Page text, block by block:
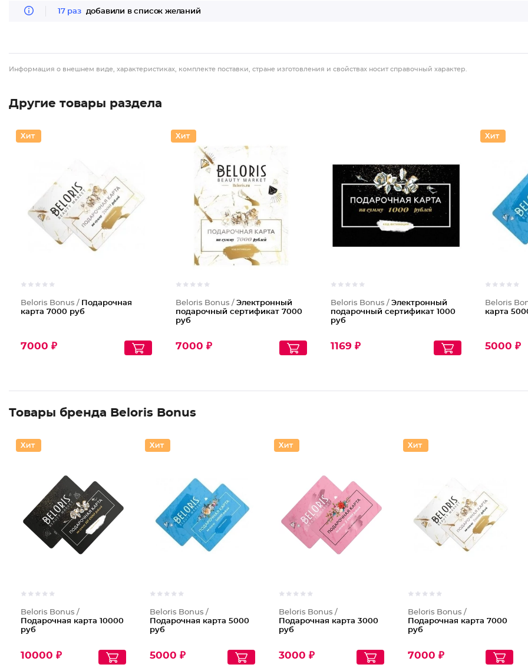
17 раз добавили в список желаний
Информация о внешнем виде, характеристиках, комплекте поставки, стране изготовления и свойствах носит справочный характер.
Другие товары раздела
Beloris Bonus / Подарочная
карта 7000 руб
7000 ₽
Beloris Bonus / Электронный
подарочный сертификат 7000
руб
7000 ₽
Beloris Bonus / Электронный
подарочный сертификат 1000
руб
1169 ₽
Beloris
карта
5000 ₽
Товары бренда Beloris Bonus
Beloris Bonus /
Подарочная карта 10000
руб
10000 ₽
Beloris Bonus /
Подарочная карта 5000
руб
5000 ₽
Beloris Bonus /
Подарочная карта 3000
руб
3000 ₽
Beloris Bonus /
Подарочная карта 7000
руб
7000 ₽